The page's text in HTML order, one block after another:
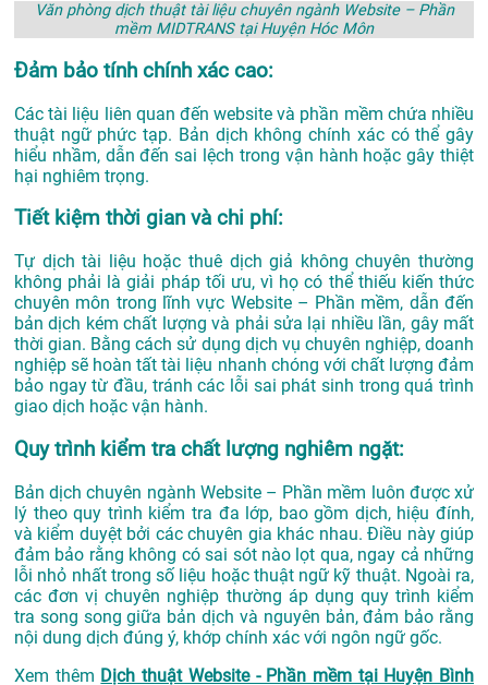
Văn phòng dịch thuật tài liệu chuyên ngành Website – Phần
mềm MIDTRANS tại Huyện Hóc Môn
Đảm bảo tính chính xác cao:
Các tài liệu liên quan đến website và phần mềm chứa nhiều
thuật ngữ phức tạp. Bản dịch không chính xác có thể gây
hiểu nhầm, dẫn đến sai lệch trong vận hành hoặc gây thiệt
hại nghiêm trọng.
Tiết kiệm thời gian và chi phí:
Tự dịch tài liệu hoặc thuê dịch giả không chuyên thường
không phải là giải pháp tối ưu, vì họ có thể thiếu kiến thức
chuyên môn trong lĩnh vực Website – Phần mềm, dẫn đến
bản dịch kém chất lượng và phải sửa lại nhiều lần, gây mất
thời gian. Bằng cách sử dụng dịch vụ chuyên nghiệp, doanh
nghiệp sẽ hoàn tất tài liệu nhanh chóng với chất lượng đảm
bảo ngay từ đầu, tránh các lỗi sai phát sinh trong quá trình
giao dịch hoặc vận hành.
Quy trình kiểm tra chất lượng nghiêm ngặt:
Bản dịch chuyên ngành Website – Phần mềm luôn được xử
lý theo quy trình kiểm tra đa lớp, bao gồm dịch, hiệu đính,
và kiểm duyệt bởi các chuyên gia khác nhau. Điều này giúp
đảm bảo rằng không có sai sót nào lọt qua, ngay cả những
lỗi nhỏ nhất trong số liệu hoặc thuật ngữ kỹ thuật. Ngoài ra,
các đơn vị chuyên nghiệp thường áp dụng quy trình kiểm
tra song song giữa bản dịch và nguyên bản, đảm bảo rằng
nội dung dịch đúng ý, khớp chính xác với ngôn ngữ gốc.
Xem thêm Dịch thuật Website - Phần mềm tại Huyện Bình